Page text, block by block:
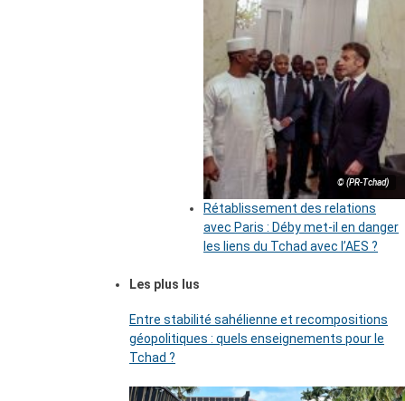
© (PR-Tchad)
Rétablissement des relations
avec Paris : Déby met-il en danger
les liens du Tchad avec l’AES ?
Les plus lus
Entre stabilité sahélienne et recompositions
géopolitiques : quels enseignements pour le
Tchad ?